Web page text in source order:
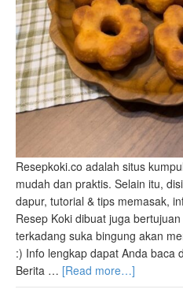
Resepkoki.co adalah situs
mudah dan praktis. Selain itu,
dapur, tutorial & tips memasak,
Resep Koki dibuat juga
terkadang suka bingung akan
:) Info lengkap dapat Anda baca
Berita … [Read more…]